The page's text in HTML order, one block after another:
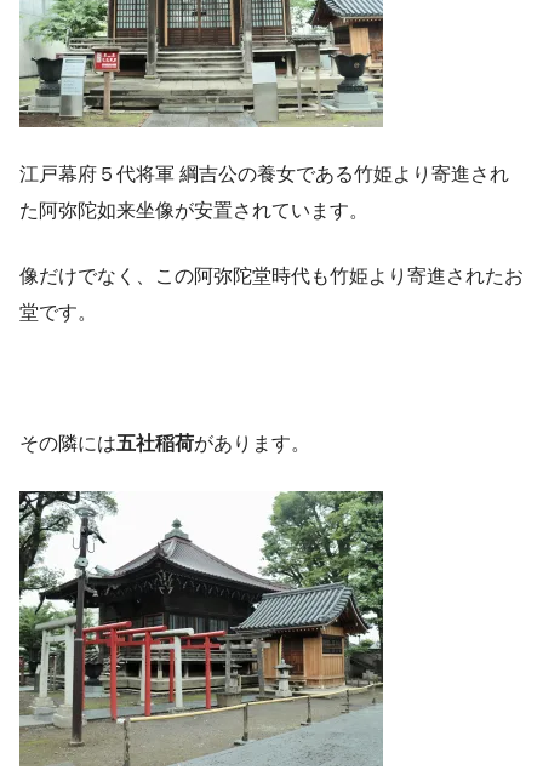
江戸幕府５代将軍 綱吉公の養女である竹姫より寄進され
た阿弥陀如来坐像が安置されています。
像だけでなく、この阿弥陀堂時代も竹姫より寄進されたお
堂です。
その隣には五社稲荷があります。